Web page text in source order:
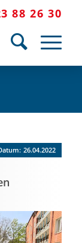
88 26 30
26.04.2022